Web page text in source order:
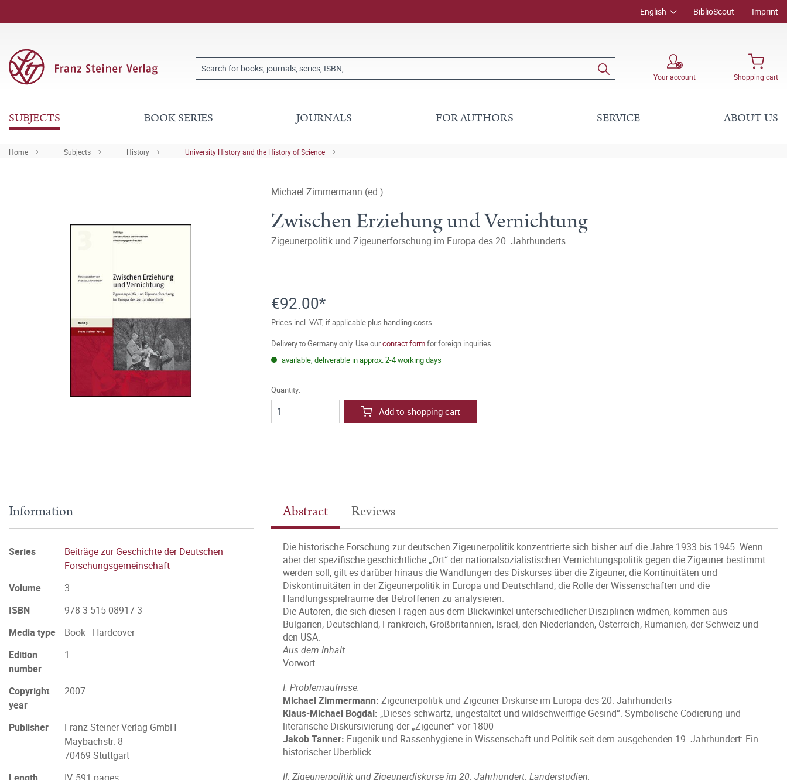
English BiblioScout Imprint
Your account Shopping cart
SUBJECTS BOOK SERIES JOURNALS FOR AUTHORS SERVICE ABOUT US
Home Subjects History University History and the History of Science
Michael Zimmermann (ed.)
Zwischen Erziehung und Vernichtung
Zigeunerpolitik und Zigeunerforschung im Europa des 20. Jahrhunderts
€92.00*
Prices incl. VAT, if applicable plus handling costs
Delivery to Germany only. Use ourcontact formfor foreign inquiries.
available, deliverable in approx. 2-4 working days
Quantity:
Add to shopping cart
Abstract Reviews
Die historische Forschung zur deutschen Zigeunerpolitik konzentrierte sich bisher auf die Jahre 1933 bis 1945. Wenn
aber der spezifische geschichtliche „Ort“ der nationalsozialistischen Vernichtungspolitik gegen die Zigeuner bestimmt
werden soll, gilt es darüber hinaus die Wandlungen des Diskurses über die Zigeuner, die Kontinuitäten und
Diskontinuitäten in der Zigeunerpolitik in Europa und Deutschland, die Rolle der Wissenschaften und die
Handlungsspielräume der Betroffenen zu analysieren.
Die Autoren, die sich diesen Fragen aus dem Blickwinkel unterschiedlicher Disziplinen widmen, kommen aus
Bulgarien, Deutschland, Frankreich, Großbritannien, Israel, den Niederlanden, Österreich, Rumänien, der Schweiz und
den USA.
Aus dem Inhalt
Vorwort
I. Problemaufrisse:
Michael Zimmermann: Zigeunerpolitik und Zigeuner-Diskurse im Europa des 20. Jahrhunderts
Klaus-Michael Bogdal: „Dieses schwartz, ungestaltet und wildschweiffige Gesind“. Symbolische Codierung und
literarische Diskursivierung der „Zigeuner“ vor 1800
Jakob Tanner: Eugenik und Rassenhygiene in Wissenschaft und Politik seit dem ausgehenden 19. Jahrhundert: Ein
historischer Überblick
II. Zigeunerpolitik und Zigeunerdiskurse im 20. Jahrhundert. Länderstudien:
Information
Series
Beiträge zur Geschichte der Deutschen
Forschungsgemeinschaft
Volume
3
ISBN
978-3-515-08917-3
Media type
Book - Hardcover
Edition
number
1.
Copyright
year
2007
Publisher
Franz Steiner Verlag GmbH
Maybachstr. 8
70469 Stuttgart